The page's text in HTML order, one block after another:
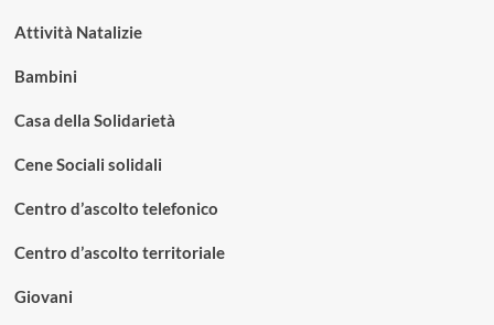
Attività Natalizie
Bambini
Casa della Solidarietà
Cene Sociali solidali
Centro d’ascolto telefonico
Centro d’ascolto territoriale
Giovani